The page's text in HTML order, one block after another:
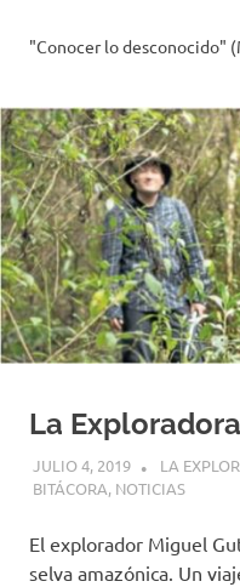
La
"Conocer lo desconocido"
La
JULIO 4, 2019 LA
BITÁCORA, NOTICIAS
El explorador Miguel
selva amazónica. Un